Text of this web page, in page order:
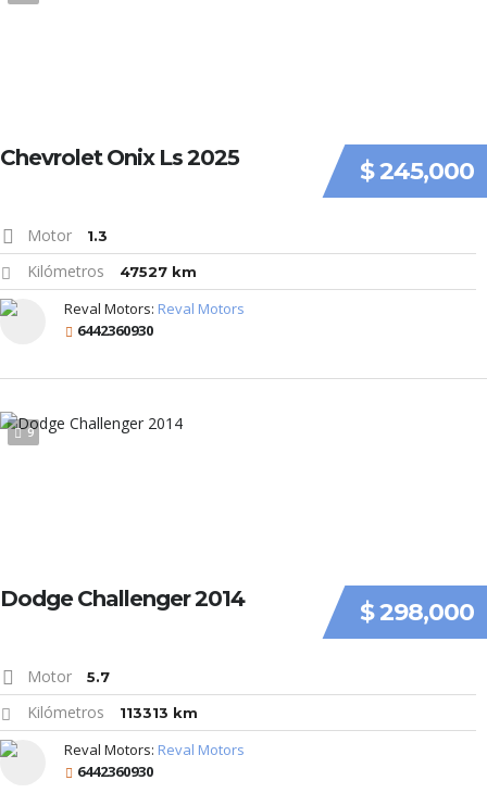
$ 245,000
Chevrolet Onix Ls 2025
Motor 1.3
Kilómetros 47527 km
Reval Motors: Reval Motors
6442360930
9
$ 298,000
Dodge Challenger 2014
Motor 5.7
Kilómetros 113313 km
Reval Motors: Reval Motors
6442360930